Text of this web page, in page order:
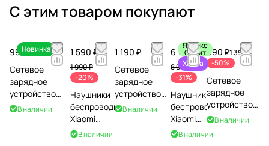
С этим товаром покупают
Новинка
990 ₽
Сетевое
зарядное
устройство
Zibelino Fast
В наличии
1 590 ₽
1 990 ₽
-20%
Наушники
беспроводные
Xiaomi
REDMI
В наличии
1 190 ₽
Сетевое
зарядное
устройство
Borasco
В наличии
Яндекс
Сплит
Халва
6 190 ₽
8 990 ₽
-31%
Наушники
беспроводные
Xiaomi
Buds 5,
В наличии
690 ₽1 390 ₽
-50%
Сетевое
зарядное
устройство
Xiaomi Mi
Type-C,
В наличии